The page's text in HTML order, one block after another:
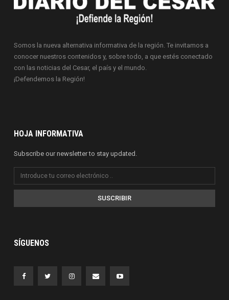
Somos la nueva alternativa informativa de la región. Te invitamos a
conocer nuestros contenidos y, sobre todo, a que estés conectado
con las noticias del Cesar, el país y el mundo.
¡Defendemos la Región!
HOJA INFORMATIVA
Subscribe our newsletter to stay updated.
SUSCRIBIR
SÍGUENOS